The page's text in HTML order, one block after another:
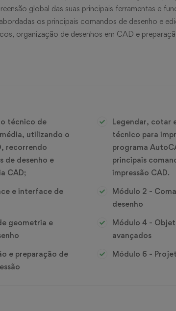
global das suas principais ferramentas e
os principais comandos de desenho e
organização de desenhos em CAD e
técnico de
utilizando o
recorrendo
de desenho e
CAD;
Legendar, cotar
técnico para
programa
principais
impressão CAD.
e interface de
Módulo 2 -
desenho
geometria e
Módulo 4 -
avançados
e preparação de
Módulo 6 -